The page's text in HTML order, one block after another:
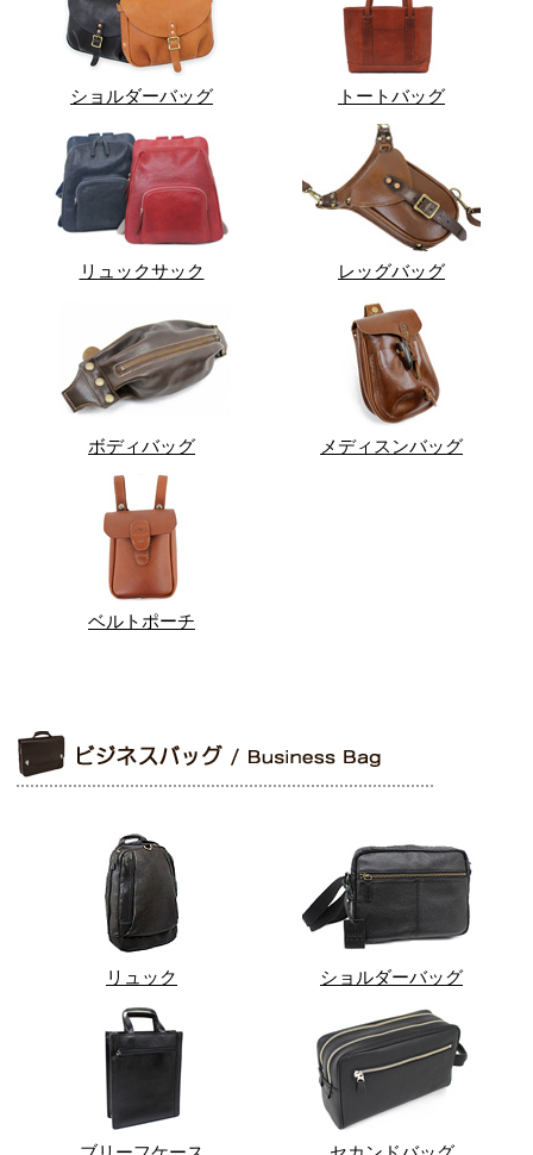
ショルダーバッグ トートバッグ
リュックサック レッグバッグ
ボディバッグ メディスンバッグ
ベルトポーチ
リュック ショルダーバッグ